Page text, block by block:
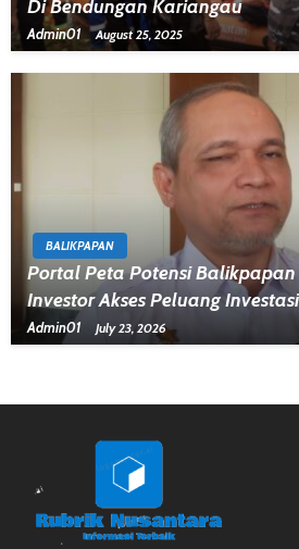
Di Bendungan Kariangau
Admin01 August 25, 2025
BALIKPAPAN
Portal Peta Potensi
Investor Akses Peluang Investasi
Admin01 July 23, 2026